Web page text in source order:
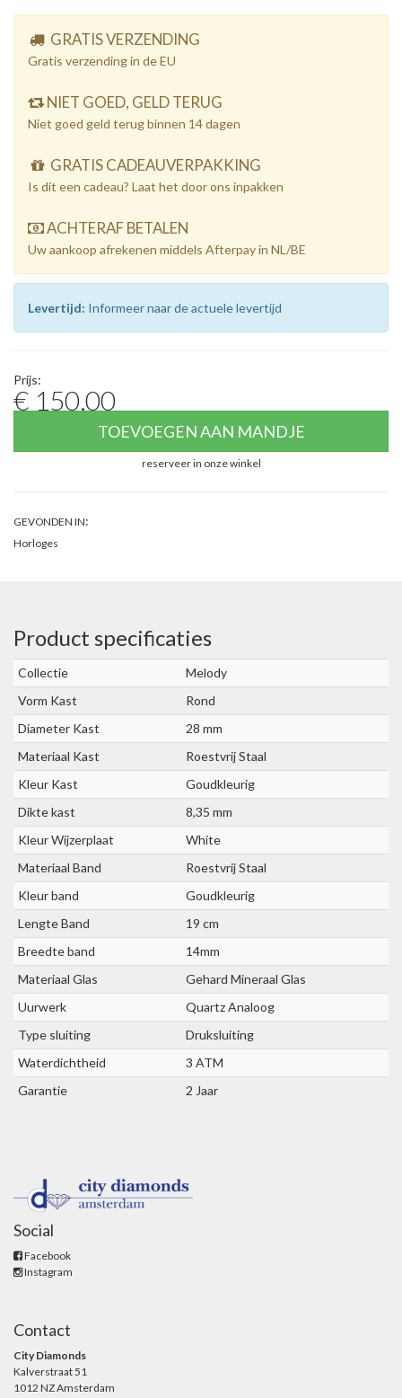
GRATIS VERZENDING
Gratis verzending in de EU
NIET GOED, GELD TERUG
Niet goed geld terug binnen 14 dagen
GRATIS CADEAUVERPAKKING
Is dit een cadeau? Laat het door ons inpakken
ACHTERAF BETALEN
Uw aankoop afrekenen middels Afterpay in NL/BE
Levertijd: Informeer naar de actuele levertijd
Prijs:
€ 150,00
TOEVOEGEN AAN MANDJE
reserveer in onze winkel
GEVONDEN IN:
Horloges
Product specificaties
Collectie
Melody
Vorm Kast
Rond
Diameter Kast
28 mm
Materiaal Kast
Roestvrij Staal
Kleur Kast
Goudkleurig
Dikte kast
8,35 mm
Kleur Wijzerplaat
White
Materiaal Band
Roestvrij Staal
Kleur band
Goudkleurig
Lengte Band
19 cm
Breedte band
14mm
Materiaal Glas
Gehard Mineraal Glas
Uurwerk
Quartz Analoog
Type sluiting
Druksluiting
Waterdichtheid
3 ATM
Garantie
2 Jaar
Social
Facebook
Instagram
Contact
City Diamonds
Kalverstraat 51
1012 NZ Amsterdam